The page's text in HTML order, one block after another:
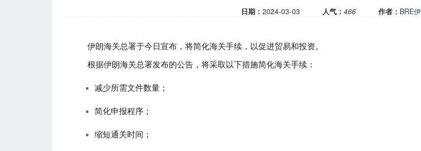
日期： 2024-03-03 人气： 466 作者： BRE
伊朗海关总署于今日宣布，将简化海关手续，以促进贸易和投资。
根据伊朗海关总署发布的公告，将采取以下措施简化海关手续：
减少所需文件数量；
简化申报程序；
缩短通关时间；